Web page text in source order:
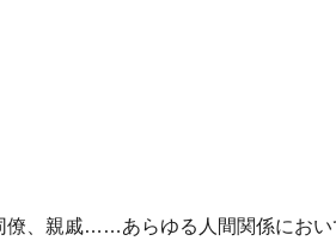
僚、親戚……あらゆる人間関係におい